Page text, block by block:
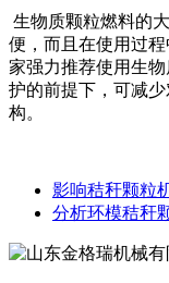
生物质颗粒燃料的
便，而且在使用过
家强力推荐使用生
护的前提下，可减
构。
影响秸秆颗粒
分析环模秸秆